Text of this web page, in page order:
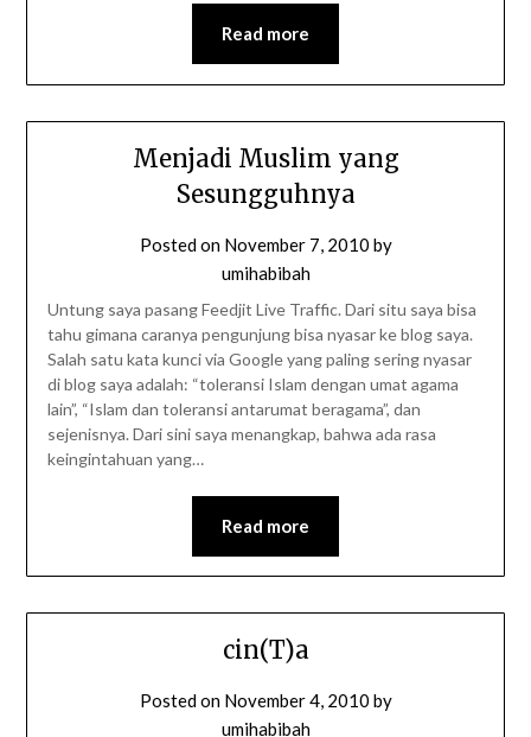
Read more
Menjadi Muslim yang
Sesungguhnya
Posted on November 7, 2010 by
umihabibah
Untung saya pasang Feedjit Live Traffic. Dari situ saya bisa
tahu gimana caranya pengunjung bisa nyasar ke blog saya.
Salah satu kata kunci via Google yang paling sering nyasar
di blog saya adalah: “toleransi Islam dengan umat agama
lain”, “Islam dan toleransi antarumat beragama”, dan
sejenisnya. Dari sini saya menangkap, bahwa ada rasa
keingintahuan yang…
Read more
cin(T)a
Posted on November 4, 2010 by
umihabibah